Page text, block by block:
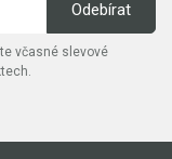
včasné slevové